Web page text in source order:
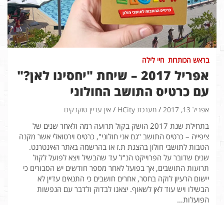
בראש הכותרות חיי לילה
אפריל 2017 – שיחת "יחסינו לאן?"
עם כרטיס התושב החולוני
אפריל 13, 2017 מערכת HCity אין עדיין טוקבקים
בתחילת שנת 2017 הושק בקול תרועה רמה ולאחר שנים של
ציפייה – כרטיס התושב "גם אני חולוני", כרטיס וירטואלי אשר מקנה
הטבות לתושבי חולון בהצגת ת.ז או בהרשמה באתר האינטרנט.
שנים שדובר על הפרוייקט הנ"ל עד שהבשיל ויצא לפועל לקול
תרועות התושבים, אך בפועל לאחר מספר חודשים יש הסבורים כי
יישום הרעיון לוקה בחסר, אחרים חושבים כי התנאים עדיין לא
הבשילו ויש עוד לאן לשאוף. יצאנו לבדוק ולדבר עם הנפשות
הפועלות…